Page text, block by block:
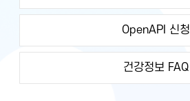
OpenAPI 신청
건강정보 FAQ